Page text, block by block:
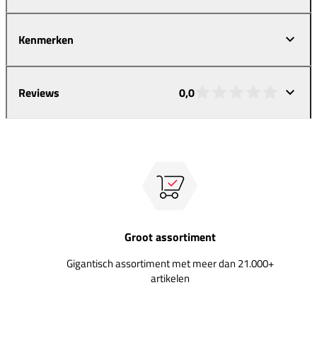
Kenmerken
Reviews 0,0
Groot assortiment
Gigantisch assortiment met meer dan 21.000+
artikelen